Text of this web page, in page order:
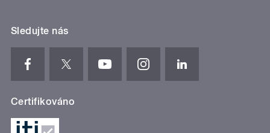
Sledujte nás
Certifikováno